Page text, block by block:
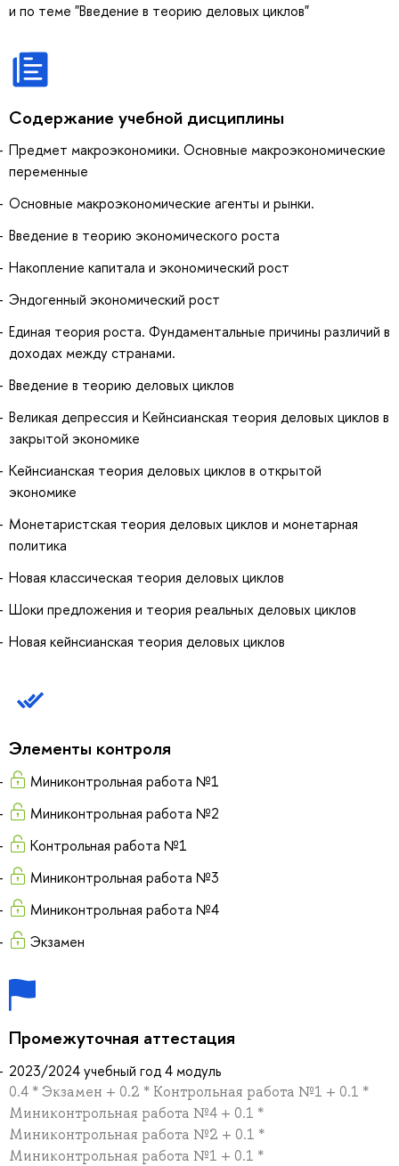
и по теме "Введение в теорию деловых циклов"
Содержание учебной дисциплины
Предмет макроэкономики. Основные макроэкономические
переменные
Основные макроэкономические агенты и рынки.
Введение в теорию экономического роста
Накопление капитала и экономический рост
Эндогенный экономический рост
Единая теория роста. Фундаментальные причины различий в
доходах между странами.
Введение в теорию деловых циклов
Великая депрессия и Кейнсианская теория деловых циклов в
закрытой экономике
Кейнсианская теория деловых циклов в открытой
экономике
Монетаристская теория деловых циклов и монетарная
политика
Новая классическая теория деловых циклов
Шоки предложения и теория реальных деловых циклов
Новая кейнсианская теория деловых циклов
Элементы контроля
Миниконтрольная работа №1
Миниконтрольная работа №2
Контрольная работа №1
Миниконтрольная работа №3
Миниконтрольная работа №4
Экзамен
Промежуточная аттестация
2023/2024 учебный год 4 модуль
0.4 * Экзамен + 0.2 * Контрольная работа №1 + 0.1 *
Миниконтрольная работа №4 + 0.1 *
Миниконтрольная работа №2 + 0.1 *
Миниконтрольная работа №1 + 0.1 *